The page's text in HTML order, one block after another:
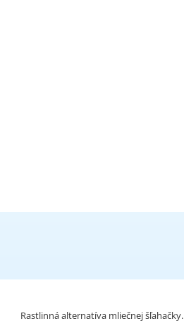
Rastlinná alternatíva mliečnej šľahačky.